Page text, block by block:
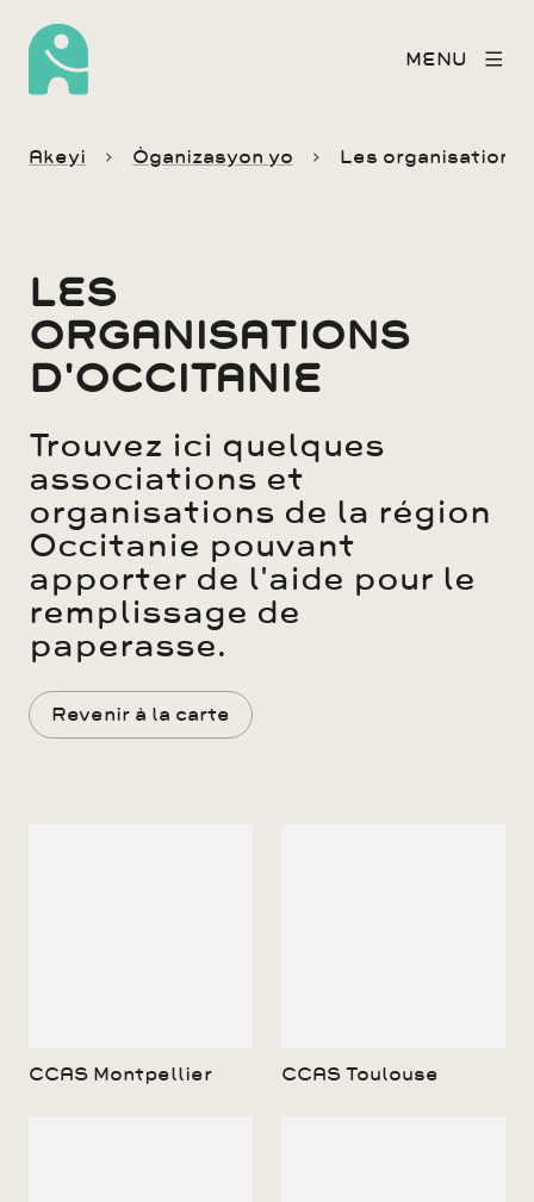
MENU
Akeyi Òganizasyon yo Les organisations
LES
ORGANISATIONS
D'OCCITANIE
Trouvez ici quelques
associations et
organisations de la région
Occitanie pouvant
apporter de l'aide pour le
remplissage de
paperasse.
Revenir à la carte
CCAS Montpellier CCAS Toulouse